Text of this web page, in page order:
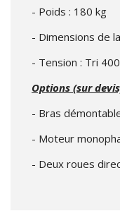
- Poids : 180 kg
- Dimensions de
- Tension : Tri
Options (sur
- Bras
- Moteur
- Deux roues